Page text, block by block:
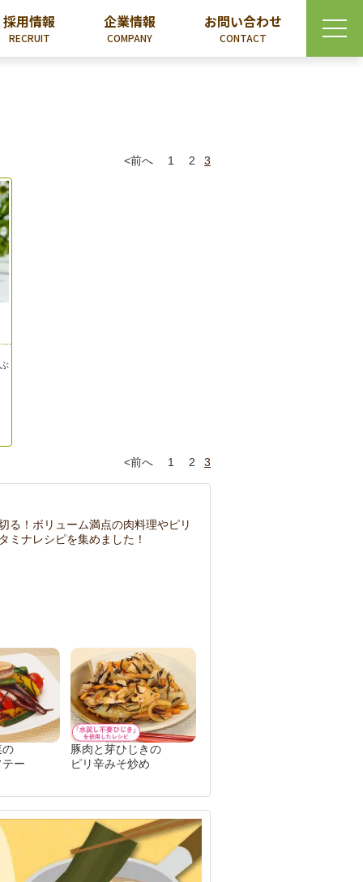
採用情報
RECRUIT
企業情報
COMPANY
お問い合わせ
CONTACT
<前へ 1 2 3
<前へ 1 2 3
る！ボリューム満点の肉料理やピリ
ミナレシピを集めました！
の
ー
豚肉と芽ひじきの
ピリ辛みそ炒め